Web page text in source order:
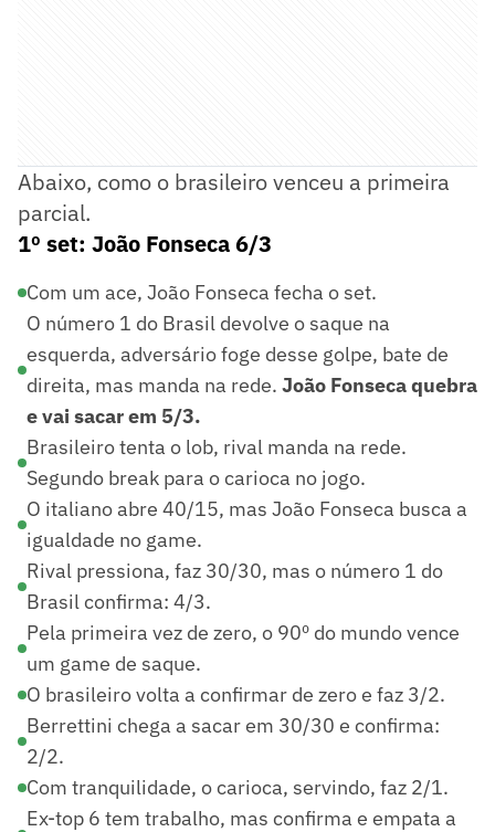
Abaixo, como o brasileiro venceu a primeira
parcial.
1º set: João Fonseca 6/3
Com um ace, João Fonseca fecha o set.
O número 1 do Brasil devolve o saque na
esquerda, adversário foge desse golpe, bate de
direita, mas manda na rede. João Fonseca quebra
e vai sacar em 5/3.
Brasileiro tenta o lob, rival manda na rede.
Segundo break para o carioca no jogo.
O italiano abre 40/15, mas João Fonseca busca a
igualdade no game.
Rival pressiona, faz 30/30, mas o número 1 do
Brasil confirma: 4/3.
Pela primeira vez de zero, o 90º do mundo vence
um game de saque.
O brasileiro volta a confirmar de zero e faz 3/2.
Berrettini chega a sacar em 30/30 e confirma:
2/2.
Com tranquilidade, o carioca, servindo, faz 2/1.
Ex-top 6 tem trabalho, mas confirma e empata a